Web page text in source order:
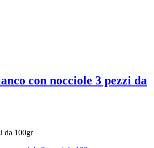
con nocciole 3 pezzi da
da 100gr